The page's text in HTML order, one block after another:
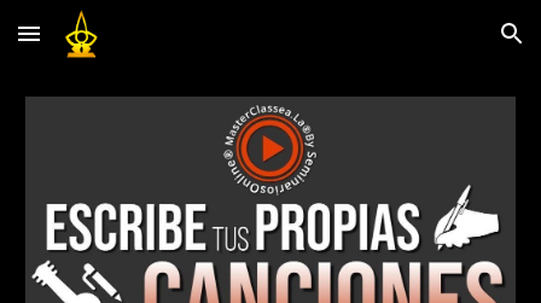
Skip to main content Skip to navigation